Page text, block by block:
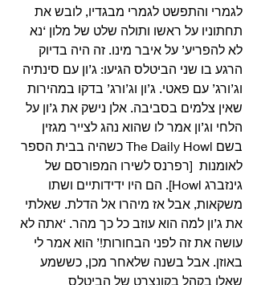
לגמרי והתפשט לגמרי מבגדיו, לובש את
תחתוניו על ראשו ותולה שלט של מלון ‘נא
לא להפריע’ על איבר מינו. זה היה בדיוק
הרגע בו שני הביטלס הגיעו: ג’ון עם סינתיה
וג’ורג’ עם פאטי. ג’ון וג’ורג’ בדקו במהירות
שאין צלמים בסביבה. אלן נישק את ג’ון על
הלחי וג’ון אמר לו שהוא נהג לצייר מגזין
בשם The Daily Howl כשהיה בבית הספר
לאומנות  [רפרנס לשירו המפורסם של
גינזברג Howl]. הם היו ידידותיים ושתו
משקאות, אבל אז מיהרו אל הדלת. שאלתי
את ג’ון למה הוא עוזב כל כך מהר. ‘אתה לא
עושה את זה לפני הבחורות!’ הוא אמר לי
באוזן. אבל בשנה שלאחר מכן, כששמע
שאלן בקהל בקונצרט של הביטלס